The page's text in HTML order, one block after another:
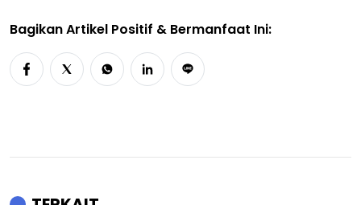
Bagikan Artikel Positif & Bermanfaat Ini: